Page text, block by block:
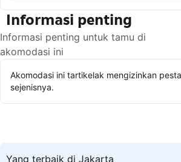
Informasi penting
Informasi penting untuk tamu di
akomodasi ini
Akomodasi ini tartikelak mengizinkan
sejenisnya.
Yang terbaik di Jakarta